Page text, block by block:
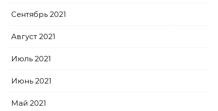
Сентябрь 2021
Август 2021
Июль 2021
Июнь 2021
Май 2021